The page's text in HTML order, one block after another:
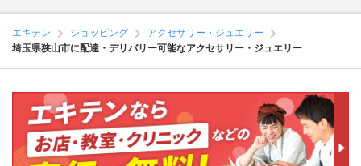
エキテン ショッピング
アクセサリー・ジュエリー
埼玉県狭山市に配達・デリバリー可能なアクセサリー・ジュエリー